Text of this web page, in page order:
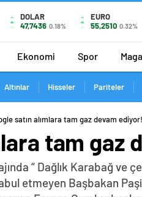
DOLAR
47,7436 0.18%
EURO
55,2510 0.32%
Ekonomi Spor
Altınlar Hisseler Pariteler
satın alımlara tam gaz devam ediyor!
tam gaz
“ Dağlık Karabağ
etmeyen Başbakan